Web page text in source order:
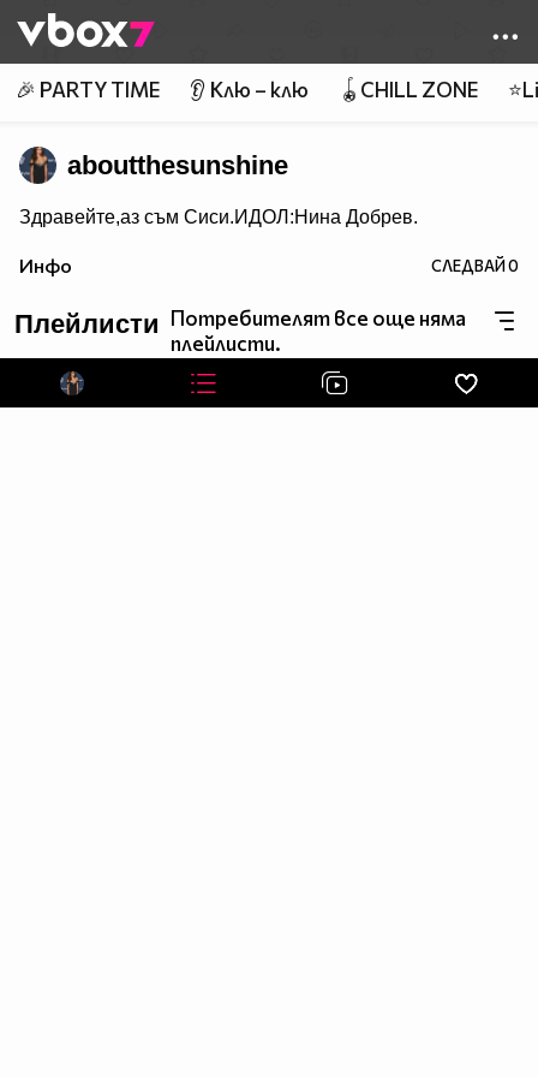
👾
🎉 PARTY TIME 👂 Клю – клю 🪀CHILL ZONE
aboutthesunshine
Здравейте,аз съм Сиси.ИДОЛ:Нина Добрев.
Инфо СЛЕДВАЙ0
Плейлисти Потребителят все още няма
плейлисти.